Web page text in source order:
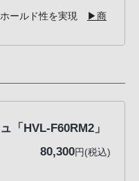
ールド性を実現
▶商
「HVL-F60RM2」
80,300円(税込)